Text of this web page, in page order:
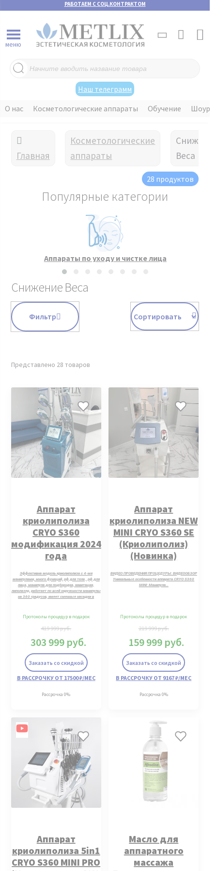
РАБОТАЕМ С СОЦ.КОНТРАКТОМ
Поиск
товаров
Наш телеграмм
меню
О нас Косметологические аппараты Обучение
Главная
Косметологические
аппараты
Веса
28 продуктов
Популярные категории
Аппараты по уходу и чистке лица
Снижение Веса
Фильтр
Представлено 28 товаров
Заказать со скидкой
Аппарат
криолиполиза
CRYO S360
модификация 2024
года
Эффективна модель криолиполиза с 4-мя
манипулами, много функций, рф для тела , рф для
лица, манипула для подбородка, кавитация,
липолазер, работает по всей окружности манипулы
на 360 градусов, имеет сменные насадки в
Протоколы процедур в подарок
419 999руб.
303 999 руб.
В РАССРОЧКУ ОТ 17500 ₽/МЕС
Рассрочка 0%
Заказать со скидкой
Аппарат
криолиполиза NEW
MINI CRYO S360 SE
(Криолиполиз)
(Новинка)
ВИДЕО ПРОВЕДЕНИЯ ПРОЦЕДУРЫ: ВИДЕООБЗОР
Уникальные особенности аппарата CRYO S360
MINI: Манипула…
Протоколы процедур в подарок
219 999руб.
159 999 руб.
В РАССРОЧКУ ОТ 9167 ₽/МЕС
Рассрочка 0%
Аппарат
криолиполиза 5in1
CRYO S360 MINI PRO
Масло для
аппаратного
массажа